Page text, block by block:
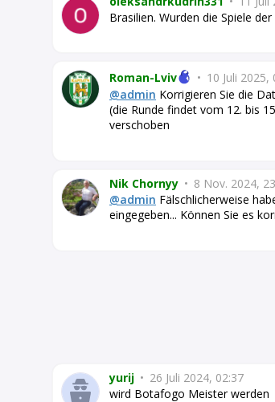
Brasilien. Wurden die Spiele
Roman-Lviv • 10 Juli 2025,
@admin Korrigieren Sie die
(die Runde findet vom 12. bis
verschoben
Nik Chornyy • 8 Nov. 2024,
@admin Fälschlicherweise
eingegeben... Können Sie es
yurij • 26 Juli 2024, 02:37
wird Botafogo Meister werden